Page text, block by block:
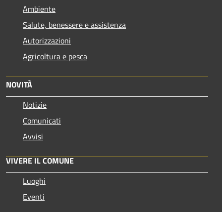
Ambiente
Salute, benessere e assistenza
Autorizzazioni
Agricoltura e pesca
NOVITÀ
Notizie
Comunicati
Avvisi
VIVERE IL COMUNE
Luoghi
Eventi